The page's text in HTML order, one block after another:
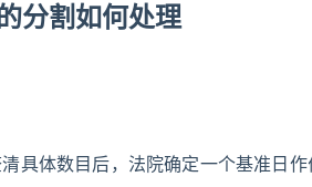
分割如何处理
具体数目后，法院确定一个基准日